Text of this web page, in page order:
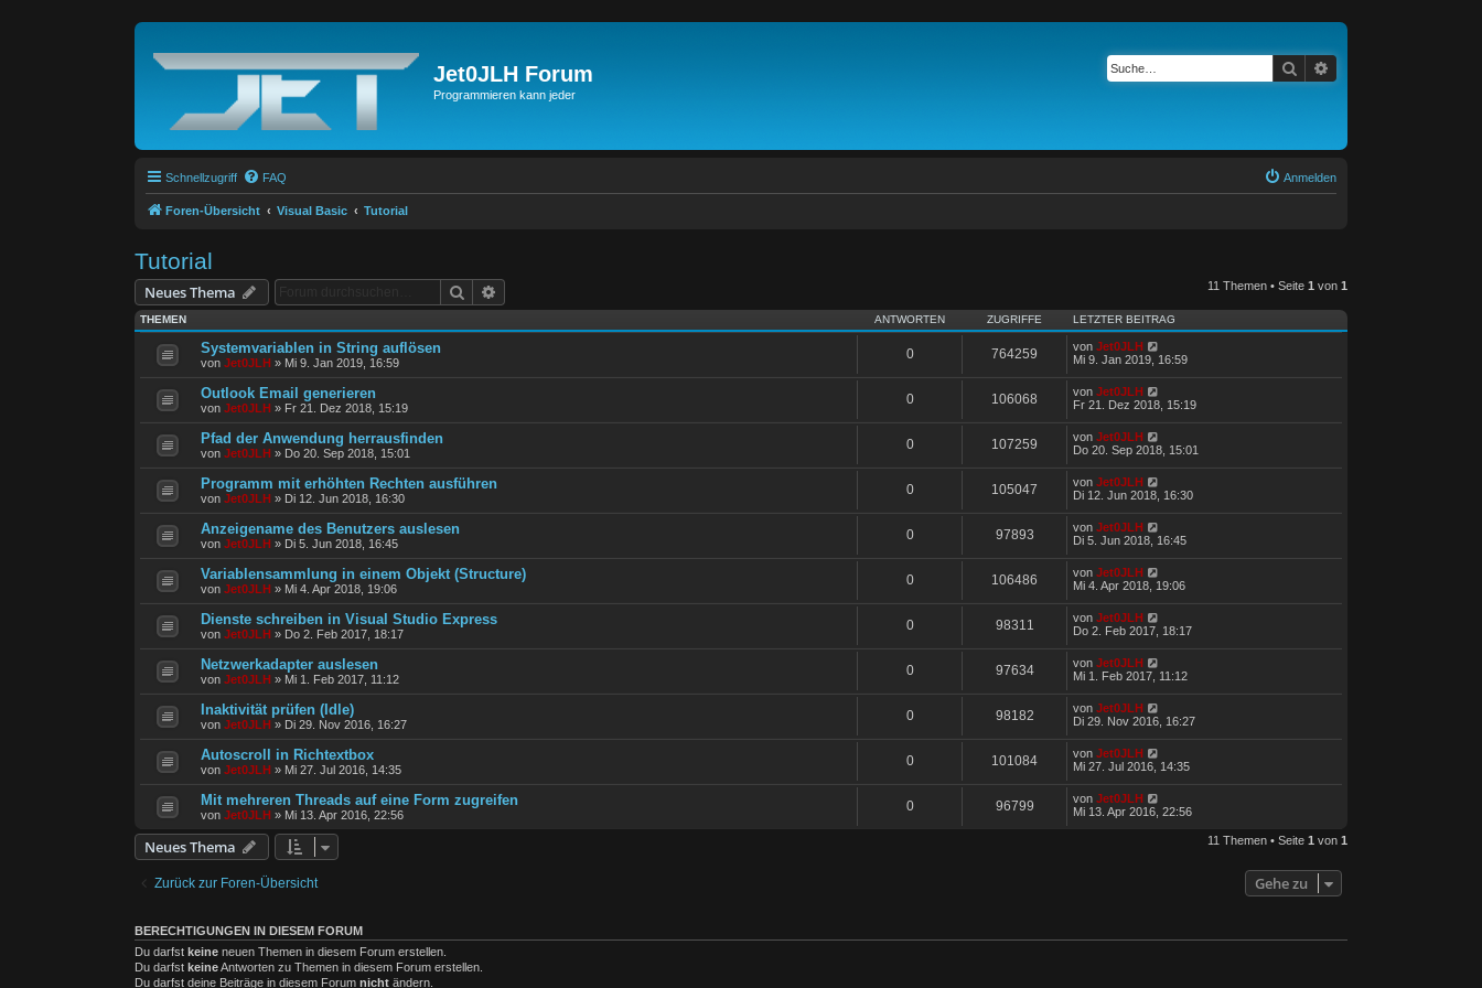
Jet0JLH Forum
Programmieren kann jeder
Suche
Schnellzugriff FAQ Anmelden
Foren-Übersicht Visual Basic Tutorial
Tutorial
Neues Thema Suche 11 Themen • Seite 1 von 1
THEMEN ANTWORTEN ZUGRIFFE LETZTER BEITRAG
Systemvariablen in String auflösen
von Jet0JLH » Mi 9. Jan 2019, 16:59
0 764259 von Jet0JLH
Mi 9. Jan 2019, 16:59
Outlook Email generieren
von Jet0JLH » Fr 21. Dez 2018, 15:19
0 106068 von Jet0JLH
Fr 21. Dez 2018, 15:19
Pfad der Anwendung herrausfinden
von Jet0JLH » Do 20. Sep 2018, 15:01
0 107259 von Jet0JLH
Do 20. Sep 2018, 15:01
Programm mit erhöhten Rechten ausführen
von Jet0JLH » Di 12. Jun 2018, 16:30
0 105047 von Jet0JLH
Di 12. Jun 2018, 16:30
Anzeigename des Benutzers auslesen
von Jet0JLH » Di 5. Jun 2018, 16:45
0 97893 von Jet0JLH
Di 5. Jun 2018, 16:45
Variablensammlung in einem Objekt (Structure)
von Jet0JLH » Mi 4. Apr 2018, 19:06
0 106486 von Jet0JLH
Mi 4. Apr 2018, 19:06
Dienste schreiben in Visual Studio Express
von Jet0JLH » Do 2. Feb 2017, 18:17
0 98311 von Jet0JLH
Do 2. Feb 2017, 18:17
Netzwerkadapter auslesen
von Jet0JLH » Mi 1. Feb 2017, 11:12
0 97634 von Jet0JLH
Mi 1. Feb 2017, 11:12
Inaktivität prüfen (Idle)
von Jet0JLH » Di 29. Nov 2016, 16:27
0 98182 von Jet0JLH
Di 29. Nov 2016, 16:27
Autoscroll in Richtextbox
von Jet0JLH » Mi 27. Jul 2016, 14:35
0 101084 von Jet0JLH
Mi 27. Jul 2016, 14:35
Mit mehreren Threads auf eine Form zugreifen
von Jet0JLH » Mi 13. Apr 2016, 22:56
0 96799 von Jet0JLH
Mi 13. Apr 2016, 22:56
Neues Thema 11 Themen • Seite 1 von 1
Zurück zur Foren-Übersicht Gehe zu
BERECHTIGUNGEN IN DIESEM FORUM
Du darfst keine neuen Themen in diesem Forum erstellen.
Du darfst keineAntworten zu Themen in diesem Forum erstellen.
Du darfst deine Beiträge in diesem Forum nicht ändern.